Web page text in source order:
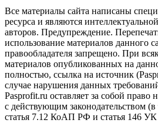
Все материалы сайта написаны
ресурса и являются
авторов. Предупреждение.
использование материалов данного
правообладателя запрещено. При
материалов опубликованных на
полностью, ссылка на источник
случае нарушения данных
Pasprofit.ru оставляет за собой право
с действующим законодательством
статья 7.12 КоАП РФ и статья 146